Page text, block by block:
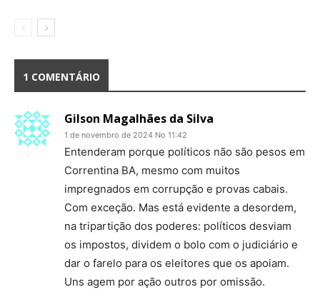
1 COMENTÁRIO
Gilson Magalhães da Silva
1 de novembro de 2024 No 11:42
Entenderam porque políticos não são pesos em
Correntina BA, mesmo com muitos
impregnados em corrupção e provas cabais.
Com exceção. Mas está evidente a desordem,
na tripartição dos poderes: políticos desviam
os impostos, dividem o bolo com o judiciário e
dar o farelo para os eleitores que os apoiam.
Uns agem por ação outros por omissão.